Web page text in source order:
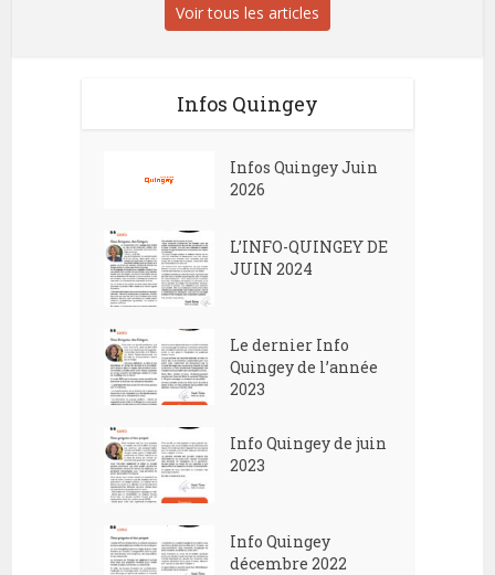
Voir tous les articles
Infos Quingey
Infos Quingey Juin
2026
L’INFO-QUINGEY DE
JUIN 2024
Le dernier Info
Quingey de l’année
2023
Info Quingey de juin
2023
Info Quingey
décembre 2022